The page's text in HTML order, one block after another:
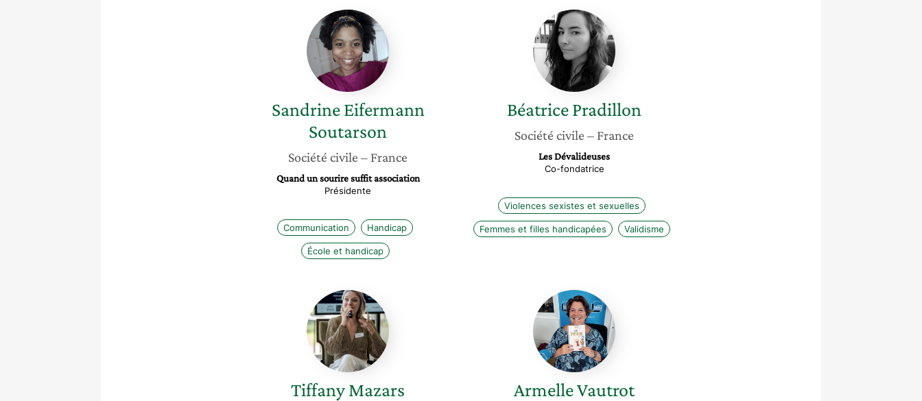
Sandrine
Eifermann
Soutarson
Sandrine Eifermann
Soutarson
Société civile – France
Quand un sourire suffit association
Présidente
Communication Handicap
École et handicap
Béatrice
Pradillon
BéatricePradillon
Société civile – France
Les Dévalideuses
Co-fondatrice
Violences sexistes et sexuelles
Femmes et filles handicapées Validisme
Tiffany
Mazars
TiffanyMazars
Armelle
Vautrot
ArmelleVautrot